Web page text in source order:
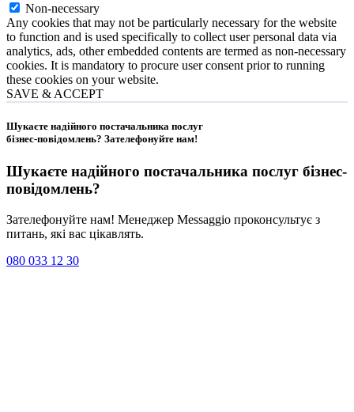
Non-necessary
Any cookies that may not be particularly necessary for the website
to function and is used specifically to collect user personal data via
analytics, ads, other embedded contents are termed as non-necessary
cookies. It is mandatory to procure user consent prior to running
these cookies on your website.
SAVE & ACCEPT
Шукаєте надійного постачальника послуг
бізнес-повідомлень? Зателефонуйте нам!
Шукаєте надійного постачальника послуг бізнес-
повідомлень?
Зателефонуйте нам! Менеджер Messaggio проконсультує з
питань, які вас цікавлять.
080 033 12 30